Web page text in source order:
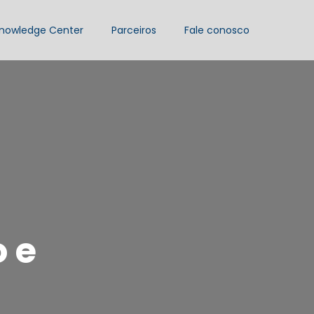
Center Parceiros Fale conosco
e